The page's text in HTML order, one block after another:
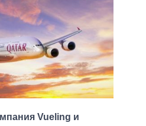
Vueling и